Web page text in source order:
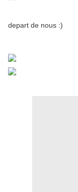
depart de nous :)